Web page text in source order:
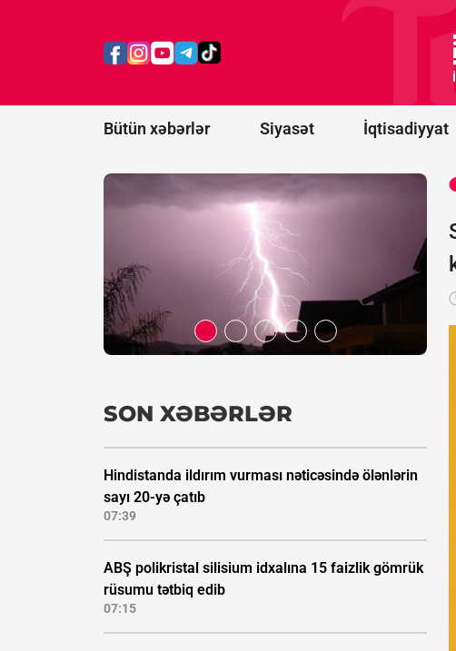
Bütün xəbərlər Siyasət İqtisadiyyat
nəticəsində
çatıb
SON XƏBƏRLƏR
Hindistanda ildırım vurması nəticəsində ölənlərin
sayı 20-yə çatıb
07:39
ABŞ polikristal silisium idxalına 15 faizlik gömrük
rüsumu tətbiq edib
07:15